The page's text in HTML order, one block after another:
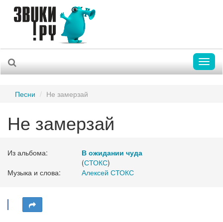
Песни Не замерзай
Не замерзай
Из альбома:
В ожидании чуда
(СТОКС)
Музыка и слова:
Алексей СТОКС